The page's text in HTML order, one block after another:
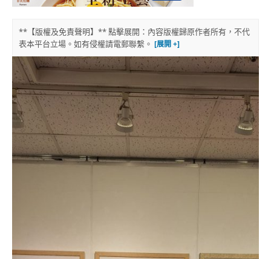
**【版權及免責聲明】** 點擊展開：內容版權歸原作者所有，不代
表本平台立場。如有侵權請電郵聯繫。